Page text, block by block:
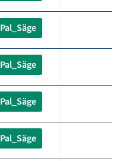
Pal_Säge
Pal_Säge
Pal_Säge
Pal_Säge